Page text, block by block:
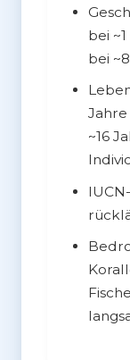
bei
bei
Jahre
~16